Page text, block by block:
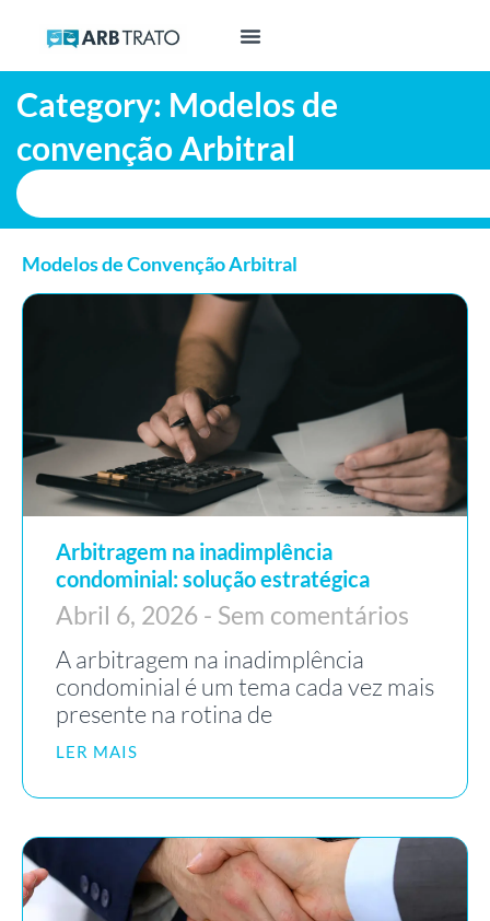
Category: Modelos de
convenção Arbitral
Modelos de Convenção Arbitral
Arbitragem na inadimplência
condominial: solução estratégica
Abril 6, 2026 Sem comentários
A arbitragem na inadimplência
condominial é um tema cada vez mais
presente na rotina de
LER MAIS